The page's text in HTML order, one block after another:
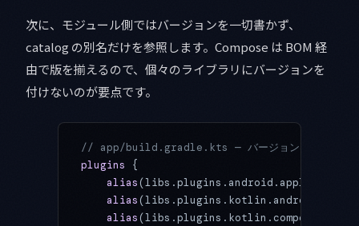
次に、モジュール側ではバージョンを一切書かず、
catalog の別名だけを参照します。Compose は BOM 経
由で版を揃えるので、個々のライブラリにバージョンを
付けないのが要点です。
// app/build.gradle.kts — バージョンは書かない。
plugins
{
    alias
(libs.plugins.android.application)
    alias
(libs.plugins.kotlin.android)
    alias
(libs.plugins.kotlin.compose)